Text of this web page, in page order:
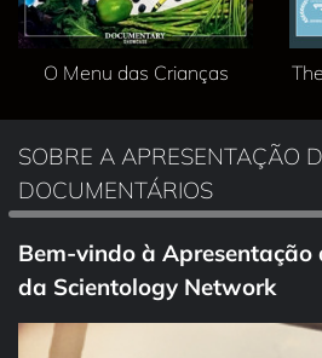
O Menu das Crianças
SOBRE A APRESENTAÇÃO
DOCUMENTÁRIOS
Bem‑vindo à
da Scientology Network